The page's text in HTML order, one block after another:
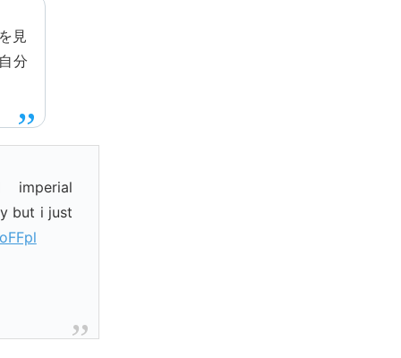
見
分
imperial
but i just